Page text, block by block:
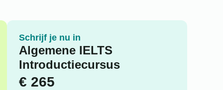
Schrijf je nu in
Algemene IELTS
Introductiecursus
€ 265